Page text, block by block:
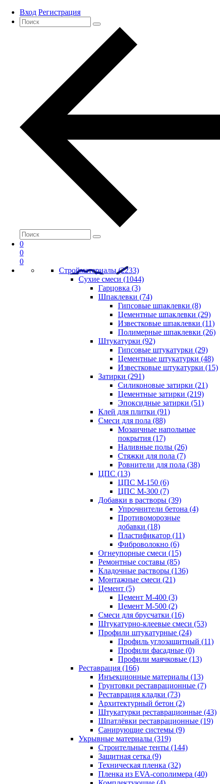
Вход Регистрация
0
0
0
Стройматериалы (2233)
Сухие смеси (1044)
Гарцовка (3)
Шпаклевки (74)
Гипсовые шпаклевки (8)
Цементные шпаклевки (29)
Известковые шпаклевки (11)
Полимерные шпаклевки (26)
Штукатурки (92)
Гипсовые штукатурки (29)
Цементные штукатурки (48)
Известковые штукатурки (15)
Затирки (291)
Силиконовые затирки (21)
Цементные затирки (219)
Эпоксидные затирки (51)
Клей для плитки (91)
Смеси для пола (88)
Мозаичные напольные
покрытия (17)
Наливные полы (26)
Стяжки для пола (7)
Ровнители для пола (38)
ЦПС (13)
ЦПС М-150 (6)
ЦПС М-300 (7)
Добавки в растворы (39)
Упрочнители бетона (4)
Противоморозные
добавки (18)
Пластификатор (11)
Фиброволокно (6)
Огнеупорные смеси (15)
Ремонтные составы (85)
Кладочные растворы (136)
Монтажные смеси (21)
Цемент (5)
Цемент М-400 (3)
Цемент М-500 (2)
Смеси для брусчатки (16)
Штукатурно-клеевые смеси (53)
Профили штукатурные (24)
Профиль углозащитный (11)
Профили фасадные (0)
Профили маячковые (13)
Реставрация (166)
Инъекционные материалы (13)
Грунтовки реставрационные (7)
Реставрация кладки (73)
Архитектурный бетон (2)
Штукатурки реставрационные (43)
Шпатлёвки реставрационные (19)
Санирующие системы (9)
Укрывные материалы (319)
Строительные тенты (144)
Защитная сетка (9)
Техническая пленка (32)
Пленка из EVA-сополимера (40)